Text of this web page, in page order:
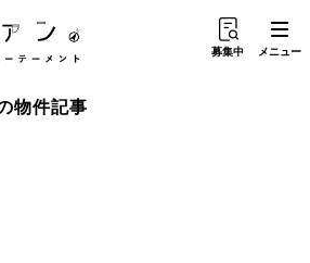
募集中 メニュー
物件記事